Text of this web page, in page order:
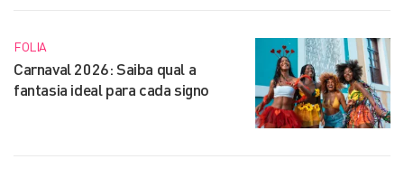
FOLIA
Carnaval 2026: Saiba qual a
fantasia ideal para cada signo